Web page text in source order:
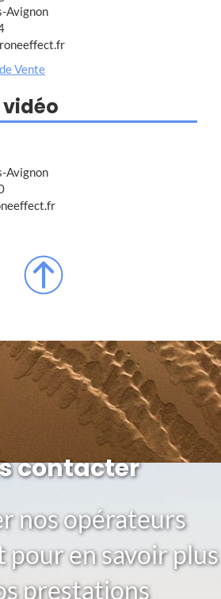
Avignon
Vente
Avignon
contacter
nos opérateurs
en savoir plus
prestations